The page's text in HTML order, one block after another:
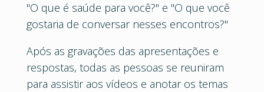
"O que é saúde para você?" e "O que você
gostaria de conversar nesses encontros?"
Após as gravações das apresentações e
respostas, todas as pessoas se reuniram
para assistir aos vídeos e anotar os temas